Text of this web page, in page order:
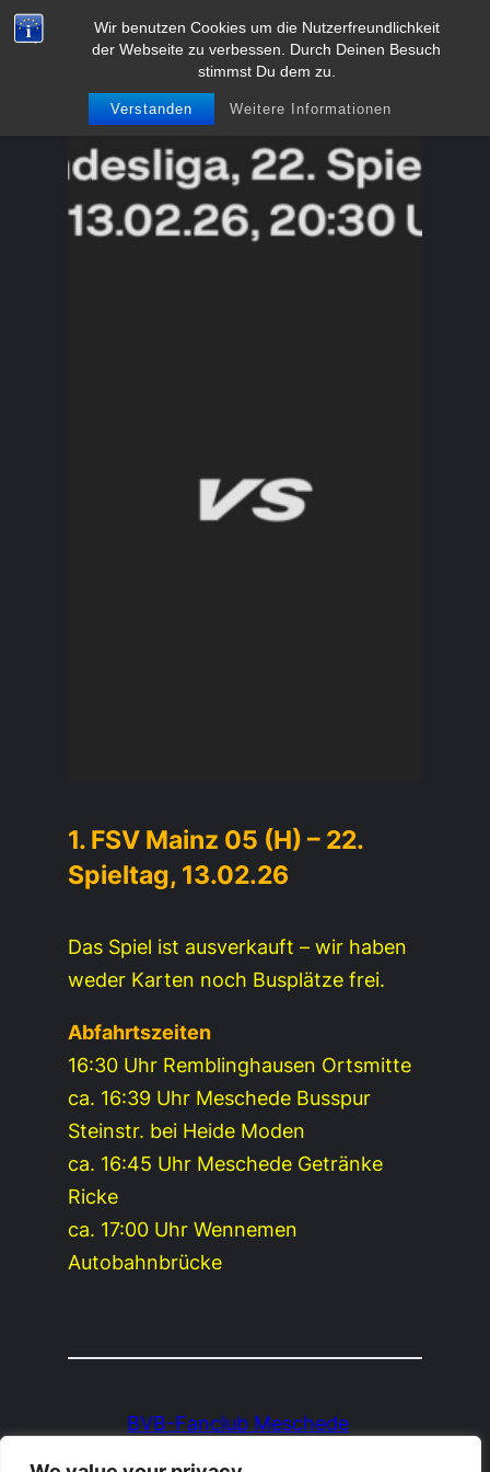
Wir benutzen Cookies um die Nutzerfreundlichkeit
der Webseite zu verbessen. Durch Deinen Besuch
stimmst Du dem zu.
Verstanden Weitere Informationen
Zum
BVB-Fanclub Meschede 1991
e.V.
1. FSV Mainz 05 (H) – 22.
Spieltag, 13.02.26
Das Spiel ist ausverkauft – wir haben
weder Karten noch Busplätze frei.
Abfahrtszeiten
16:30 Uhr Remblinghausen Ortsmitte
ca. 16:39 Uhr Meschede Busspur
Steinstr. bei Heide Moden
ca. 16:45 Uhr Meschede Getränke
Ricke
ca. 17:00 Uhr Wennemen
Autobahnbrücke
BVB-Fanclub Meschede